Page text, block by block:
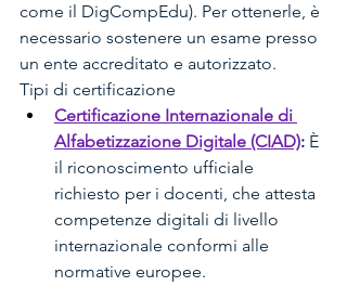
come il DigCompEdu). Per ottenerle, è
necessario sostenere un esame presso
un ente accreditato e autorizzato.
Tipi di certificazione
Certificazione Internazionale di
Alfabetizzazione Digitale (CIAD): È
il riconoscimento ufficiale
richiesto per i docenti, che attesta
competenze digitali di livello
internazionale conformi alle
normative europee.